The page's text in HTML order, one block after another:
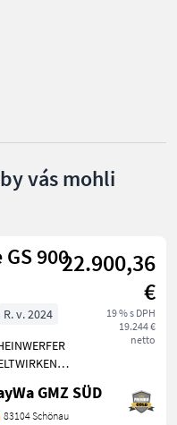
vás mohli
90022.900,36
€
19 % s DPH
19.244 €
netto
R. v. 2024
GMZ SÜD
83104 Schönau